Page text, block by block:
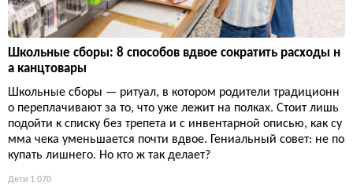
Школьные сборы: 8 способов вдвое сократить расходы н
а канцтовары
Школьные сборы — ритуал, в котором родители традиционн
о переплачивают за то, что уже лежит на полках. Стоит лишь
подойти к списку без трепета и с инвентарной описью, как су
мма чека уменьшается почти вдвое. Гениальный совет: не по
купать лишнего. Но кто ж так делает?
Дети 1 070